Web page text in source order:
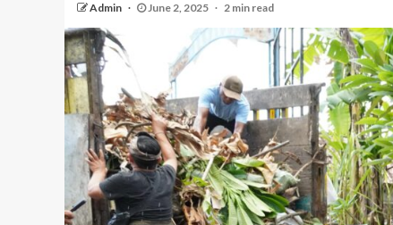
Admin June 2, 2025 2 min read